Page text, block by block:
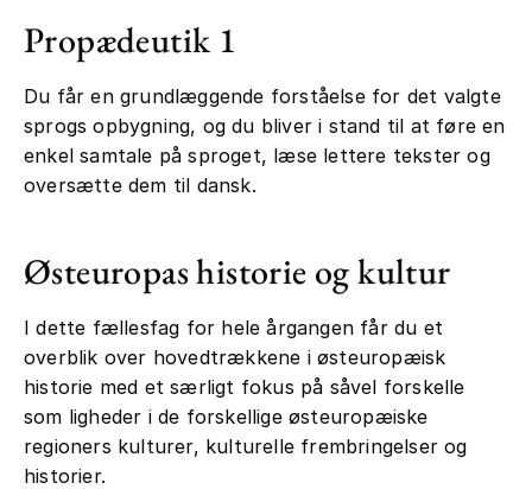
Propædeutik 1
Du får en grundlæggende forståelse for det valgte
sprogs opbygning, og du bliver i stand til at føre en
enkel samtale på sproget, læse lettere tekster og
oversætte dem til dansk.
Østeuropas historie og kultur
I dette fællesfag for hele årgangen får du et
overblik over hovedtrækkene i østeuropæisk
historie med et særligt fokus på såvel forskelle
som ligheder i de forskellige østeuropæiske
regioners kulturer, kulturelle frembringelser og
historier.